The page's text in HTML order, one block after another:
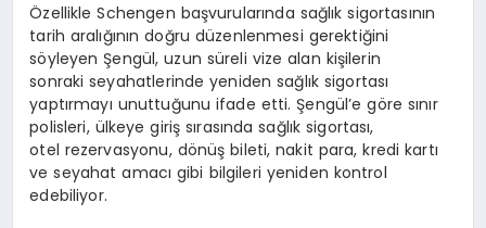
Özellikle Schengen başvurularında sağlık sigortasının
tarih aralığının doğru düzenlenmesi gerektiğini
söyleyen Şengül, uzun süreli vize alan kişilerin
sonraki seyahatlerinde yeniden sağlık sigortası
yaptırmayı unuttuğunu ifade etti. Şengül’e göre sınır
polisleri, ülkeye giriş sırasında sağlık sigortası,
otel rezervasyonu, dönüş bileti, nakit para, kredi kartı
ve seyahat amacı gibi bilgileri yeniden kontrol
edebiliyor.